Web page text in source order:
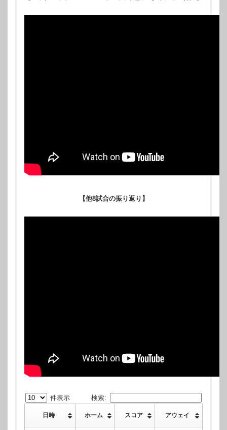
【他8試合の振り返り】
件表示 検索:
日時 ホーム スコア アウェイ